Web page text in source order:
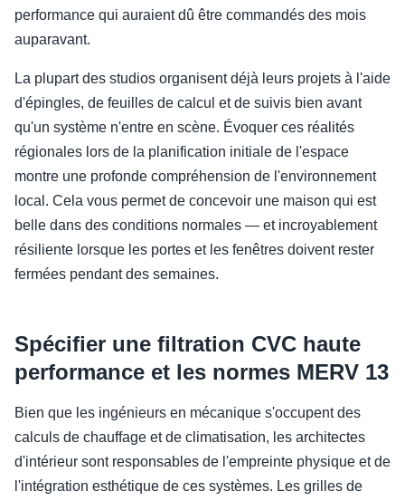
performance qui auraient dû être commandés des mois
auparavant.
La plupart des studios organisent déjà leurs projets à l'aide
d'épingles, de feuilles de calcul et de suivis bien avant
qu'un système n'entre en scène. Évoquer ces réalités
régionales lors de la planification initiale de l'espace
montre une profonde compréhension de l'environnement
local. Cela vous permet de concevoir une maison qui est
belle dans des conditions normales — et incroyablement
résiliente lorsque les portes et les fenêtres doivent rester
fermées pendant des semaines.
Spécifier une filtration CVC haute
performance et les normes MERV 13
Bien que les ingénieurs en mécanique s'occupent des
calculs de chauffage et de climatisation, les architectes
d'intérieur sont responsables de l'empreinte physique et de
l'intégration esthétique de ces systèmes. Les grilles de